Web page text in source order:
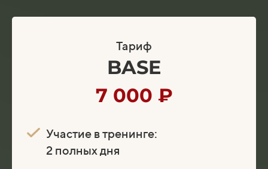
Тариф
BASE
7 000 ₽
Участие в тренинге:
2 полных дня